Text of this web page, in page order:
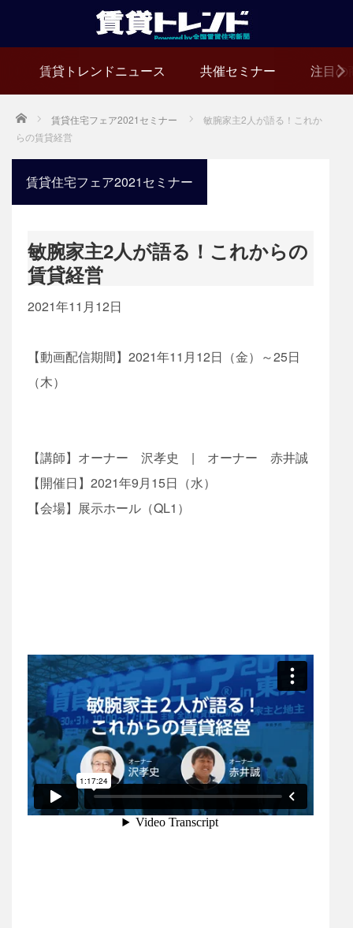
賃貸トレンドニュース 共催セミナー 注目の
Home 賃貸住宅フェア2021セミナー
敏腕家主2人が語る！これか
らの賃貸経営
賃貸住宅フェア2021セミナー
敏腕家主2人が語る！これからの
賃貸経営
2021年11月12日
【動画配信期間】2021年11月12日（金）～25日
（木）
【講師】オーナー 沢孝史 | オーナー 赤井誠
【開催日】2021年9月15日（水）
【会場】展示ホール（QL1）